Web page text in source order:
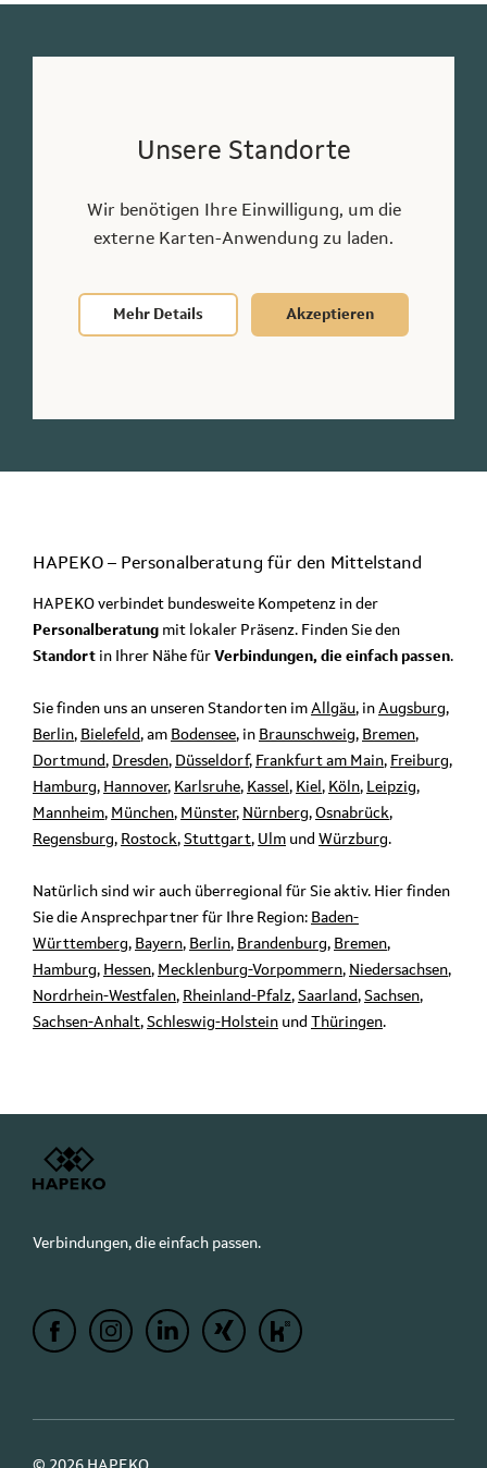
0231 9508940
Löwenstraße 11a, 44135 Dortmund
Unsere Standorte
Wir benötigen Ihre Einwilligung, um die
externe Karten-Anwendung zu laden.
Mehr Details Akzeptieren
HAPEKO – Personalberatung für den Mittelstand
HAPEKO verbindet bundesweite Kompetenz in der
Personalberatung mit lokaler Präsenz. Finden Sie den
Standort in Ihrer Nähe für Verbindungen, die einfach passen.
Sie finden uns an unseren Standorten im Allgäu, in Augsburg,
Berlin, Bielefeld, am Bodensee, in Braunschweig, Bremen,
Dortmund, Dresden, Düsseldorf, Frankfurt am Main, Freiburg,
Hamburg, Hannover, Karlsruhe, Kassel , Kiel , Köln, Leipzig,
Mannheim, München, Münster, Nürnberg, Osnabrück,
Regensburg, Rostock, Stuttgart, Ulm und Würzburg.
Natürlich sind wir auch überregional für Sie aktiv. Hier finden
Sie die Ansprechpartner für Ihre Region: Baden-
Württemberg, Bayern, Berlin, Brandenburg, Bremen,
Hamburg, Hessen, Mecklenburg-Vorpommern, Niedersachsen,
Nordrhein-Westfalen, Rheinland-Pfalz, Saarland, Sachsen,
Sachsen-Anhalt, Schleswig-Holstein und Thüringen.
Verbindungen, die einfach passen.